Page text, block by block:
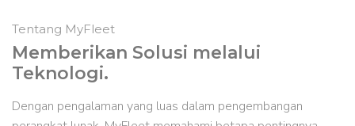
Tentang MyFleet
Memberikan Solusi melalui
Teknologi.
Dengan pengalaman yang luas dalam pengembangan